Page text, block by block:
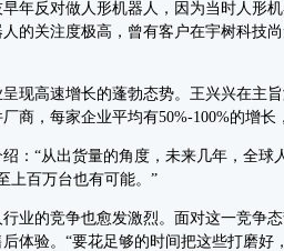
反对做人形机器人，因为当时人形机
的关注度极高，曾有客户在宇树科技
高速增长的蓬勃态势。王兴兴在主旨
商，每家企业平均有50%-100%的增长
“从出货量的角度，未来几年，全球
上百万台也有可能。”
的竞争也愈发激烈。面对这一竞争态
体验。“要花足够的时间把这些打磨